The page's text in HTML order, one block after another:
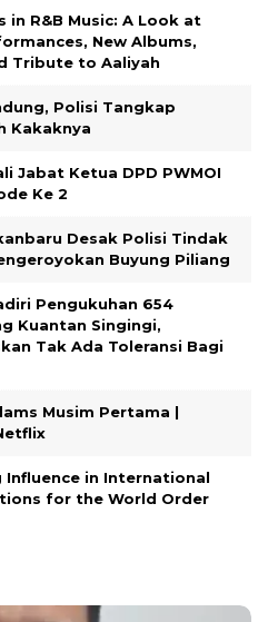
in R&B Music: A Look at
New Albums,
Tribute to Aaliyah
Polisi Tangkap
Kakaknya
Jabat Ketua DPD PWMOI
Ke 2
Desak Polisi Tindak
Buyung Piliang
Pengukuhan 654
Kuantan Singingi,
Tak Ada Toleransi Bagi
Musim Pertama |
Influence in International
for the World Order